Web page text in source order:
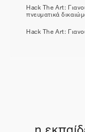
Hack The Art:
πνευματικά
Hack The Art: